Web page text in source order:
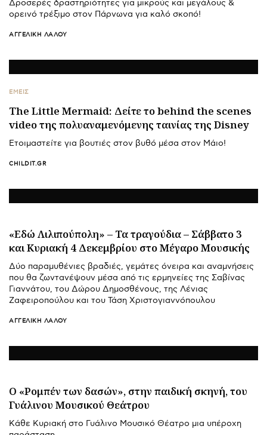
Δροσερές δραστηριότητες για μικρούς και μεγάλους &
ορεινό τρέξιμο στον Πάρνωνα για καλό σκοπό!
ΑΓΓΕΛΙΚΉ ΛΆΛΟΥ
ΕΜΕΙΣ
The Little Mermaid: Δείτε το behind the scenes
video της πολυαναμενόμενης ταινίας της Disney
Ετοιμαστείτε για βουτιές στον βυθό μέσα στον Μάιο!
CHILDIT.GR
«Εδώ Λιλιπούπολη» – Τα τραγούδια – Σάββατο 3
και Κυριακή 4 Δεκεμβρίου στο Μέγαρο Μουσικής
Δύο παραμυθένιες βραδιές, γεμάτες όνειρα και αναμνήσεις
που θα ζωντανέψουν μέσα από τις ερμηνείες της Σαβίνας
Γιαννάτου, του Δώρου Δημοσθένους, της Λένιας
Ζαφειροπούλου και του Τάση Χριστογιαννόπουλου
ΑΓΓΕΛΙΚΉ ΛΆΛΟΥ
Ο «Ρομπέν των δασών», στην παιδική σκηνή, του
Γυάλινου Μουσικού Θεάτρου
Κάθε Κυριακή στο Γυάλινο Μουσικό Θέατρο μια υπέροχη